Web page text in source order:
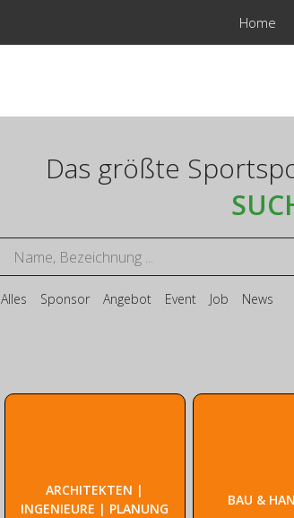
Home
Das größte
Alles Sponsor Angebot Event Job News
ARCHITEKTEN |
INGENIEURE | PLANUNG
BAU &